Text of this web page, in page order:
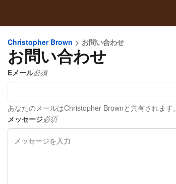
Christopher Brown お問い合わせ
お問い合わせ
Eメール必須
あなたのメールはChristopher Brownと共有されます。
メッセージ必須